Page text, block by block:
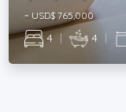
~ USD$ 765,000
4 | 4 |